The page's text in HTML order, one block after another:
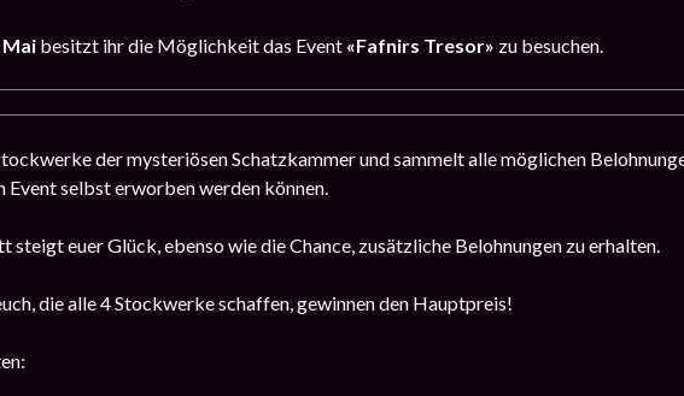
Mai besitzt ihr die Möglichkeit das Event «Fafnirs Tresor» zu besuchen.
der mysteriösen Schatzkammer und sammelt alle möglichen
Event selbst erworben werden können.
steigt euer Glück, ebenso wie die Chance, zusätzliche Belohnungen zu erhalten.
die alle 4 Stockwerke schaffen, gewinnen den Hauptpreis!